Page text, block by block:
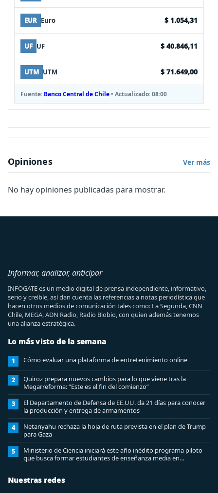
EUR Euro $ 1.054,31
UF UF $ 40.846,11
UTM UTM $ 71.649,00
Fuente: Banco Central de Chile• Actualizado:08:00
Opiniones Ver más
No hay opiniones publicadas para mostrar.
Informar, analizar, anticipar
INFOGATE es un medio digital de prensa independiente, informativo,
serio y creíble, así dan cuenta las referencias a notas periodística que
hacen otros medios de comunicación tales como: La Segunda, CNN
Chile, MEGA, ADN Radio, Radio Biobio, con quien además tenemos
una alianza estratégica.
Lo más visto de la semana
1 Cómo evaluar una plataforma de entretenimiento online
2
Quiroz prepara nuevos cambios para lo que viene tras la
Megarreforma: “Este es el fin del comienzo”
3
El Departamento de Defensa de EE.UU. da 21 días para conocer
la producción y entrega de armamentos
4
Netanyahu rechaza la hoja de ruta prevista en el plan de Trump
para Gaza
5
Ministerio de Ciencia iniciará este año inédito programa piloto
que busca formar estudiantes de enseñanza media en
ciberseguridad
Nuestras redes